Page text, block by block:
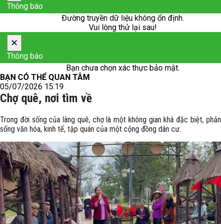
Thông báo
Đường truyền dữ liệu không ổn định.
Vui lòng thử lại sau!
×
Thông báo
Bạn chưa chọn xác thực bảo mật.
BẠN CÓ THỂ QUAN TÂM
05/07/2026 15:19
Chợ quê, nơi tìm về
Trong đời sống của làng quê, chợ là một không gian khá đặc biệt,
sống văn hóa, kinh tế, tập quán của một cộng đồng dân cư.